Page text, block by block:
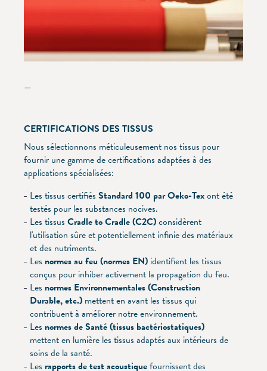
—
CERTIFICATIONS DES TISSUS
Nous sélectionnons méticuleusement nos tissus pour
fournir une gamme de certifications adaptées à des
applications spécialisées:
Les tissus certifiés Standard 100 par Oeko-Texont été
testés pour les substances nocives.
Les tissus Cradle to Cradle (C2C)considèrent
l'utilisation sûre et potentiellement infinie des matériaux
et des nutriments.
Les normes au feu (normes EN) identifient les tissus
conçus pour inhiber activement la propagation du feu.
Les normes Environnementales (Construction
Durable, etc.) mettent en avant les tissus qui
contribuent à améliorer notre environnement.
Les normes de Santé (tissus bactériostatiques)
mettent en lumière les tissus adaptés aux intérieurs de
soins de la santé.
Les rapports de test acoustiquefournissent des